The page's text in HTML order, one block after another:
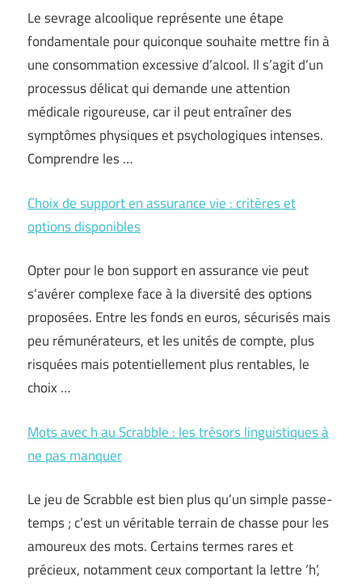
Le sevrage alcoolique représente une étape
fondamentale pour quiconque souhaite mettre fin à
une consommation excessive d’alcool. Il s’agit d’un
processus délicat qui demande une attention
médicale rigoureuse, car il peut entraîner des
symptômes physiques et psychologiques intenses.
Comprendre les …
Choix de support en assurance vie : critères et
options disponibles
Opter pour le bon support en assurance vie peut
s’avérer complexe face à la diversité des options
proposées. Entre les fonds en euros, sécurisés mais
peu rémunérateurs, et les unités de compte, plus
risquées mais potentiellement plus rentables, le
choix …
Mots avec h au Scrabble : les trésors linguistiques à
ne pas manquer
Le jeu de Scrabble est bien plus qu’un simple passe-
temps ; c’est un véritable terrain de chasse pour les
amoureux des mots. Certains termes rares et
précieux, notamment ceux comportant la lettre ‘h’,